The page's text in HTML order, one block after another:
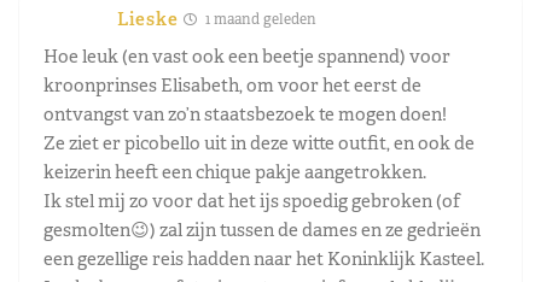
Lieske 1 maand geleden
Hoe leuk (en vast ook een beetje spannend) voor
kroonprinses Elisabeth, om voor het eerst de
ontvangst van zo’n staatsbezoek te mogen doen!
Ze ziet er picobello uit in deze witte outfit, en ook de
keizerin heeft een chique pakje aangetrokken.
Ik stel mij zo voor dat het ijs spoedig gebroken (of
gesmolten😉) zal zijn tussen de dames en ze gedrieën
een gezellige reis hadden naar het Koninklijk Kasteel.